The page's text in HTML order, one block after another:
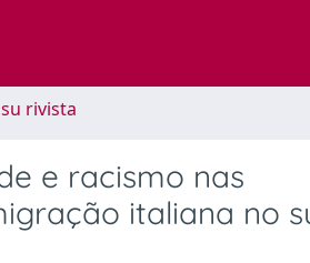
rivista
e racismo nas
italiana no